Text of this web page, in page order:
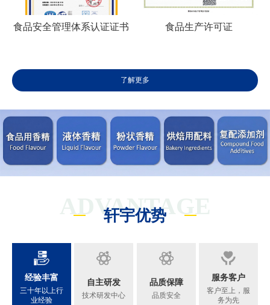
食品安全管理体系认证证书 食品生产许可证
了解更多
ADVANTAGE
轩宇优势
经验丰富
三十年以上行
业经验
自主研发
技术研发中心
品质保障
品质安全
服务客户
客户至上，服
务为先